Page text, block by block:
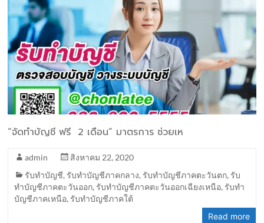
“จัดทำบัญชี ฟรี 2 เดือน” มาตรการ ช่วยเห
admin
สิงหาคม 22, 2020
รับทำบัญชี, รับทำบัญชีภาคกลาง, รับทำบัญชีภาคตะวันตก, รับ
ทำบัญชีภาคตะวันออก, รับทำบัญชีภาคตะวันออกเฉียงเหนือ, รับทำ
บัญชีภาคเหนือ, รับทำบัญชีภาคใต้
Read more